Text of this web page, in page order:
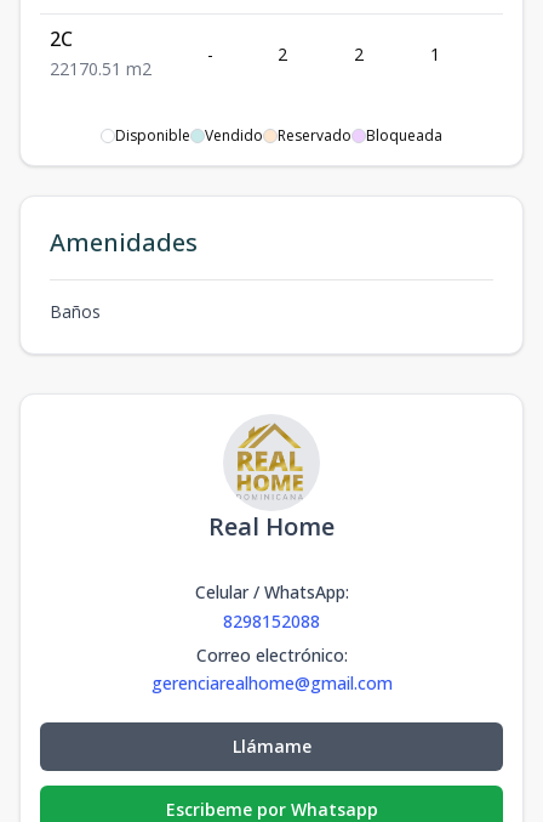
2C
221 70.51 m2
- 2 2 1
Disponible Vendido Reservado Bloqueada
Amenidades
Baños
Real Home
Celular / WhatsApp:
8298152088
Correo electrónico:
gerenciarealhome@gmail.com
Llámame
Escribeme por Whatsapp